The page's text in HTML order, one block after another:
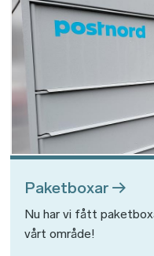
Paketboxar
Nu har vi fått
vårt område!